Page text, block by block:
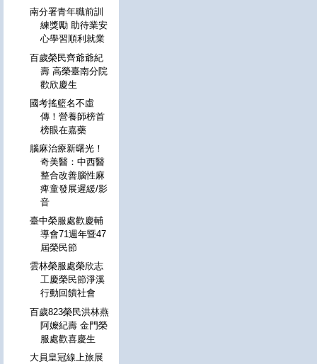
南分署青年職前訓
練獎勵 助待業安
心學習順利就業
百歲榮民齊爺爺紀
壽 高榮臺南分院
歡欣慶生
國考搖籃名不虛
傳！營養師榜首
榜眼在嘉藥
腦麻治療新曙光！
奇美醫：中西醫
整合改善腦性麻
痺童發展遲緩/影
音
臺中榮服處歡慶輔
導會71週年暨47
屆榮民節
雲林榮服處榮欣志
工慶榮民節淨溪
行動回饋社會
百歲823榮民洪林燕
阿嬤紀壽 金門榮
服處歡喜慶生
大員皇冠線上旅展